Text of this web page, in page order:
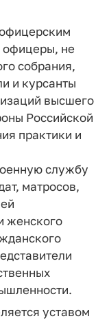
офицеры, не
собрания,
и курсанты
высшего
Российской
практики и
службу
матросов,
женского
уставом